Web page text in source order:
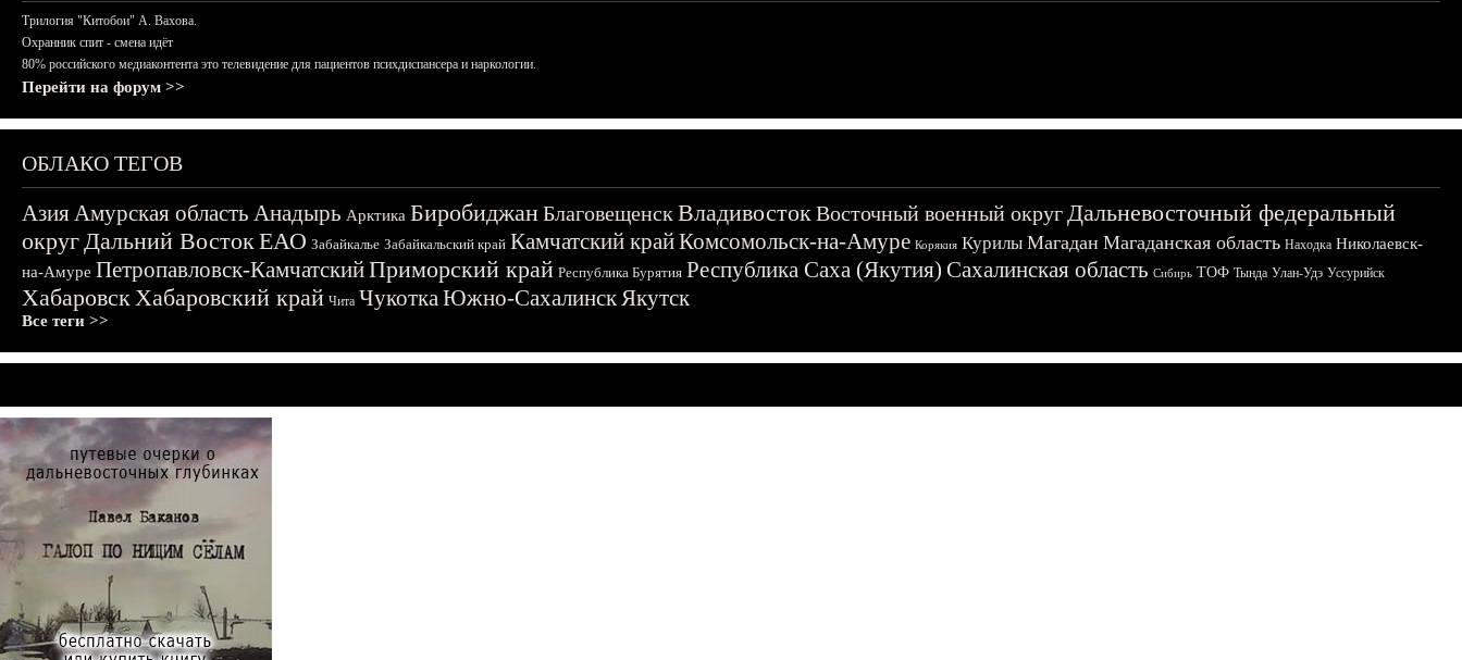
Трилогия "Китобои" А. Вахова.
Охранник спит - смена идёт
80% российского медиаконтента это телевидение для пациентов психдиспансера и наркологии.
Перейти на форум >>
ОБЛАКО ТЕГОВ
АзияАмурская область Анадырь Арктика БиробиджанБлаговещенскВладивостокВосточный военный округДальневосточный федеральный
округДальний ВостокЕАО Забайкалье Забайкальский край Камчатский крайКомсомольск-на-Амуре Корякия Курилы Магадан Магаданская область Находка Николаевск-
на-Амуре Петропавловск-КамчатскийПриморский край Республика Бурятия Республика Саха (Якутия) Сахалинская область Сибирь ТОФ Тында Улан-Удэ Уссурийск
ХабаровскХабаровский край Чита ЧукоткаЮжно-СахалинскЯкутск
Все теги >>